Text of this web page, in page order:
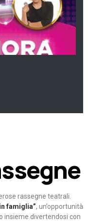
rassegne teatrali.
famiglia”, un’opportunità
insieme divertendosi con